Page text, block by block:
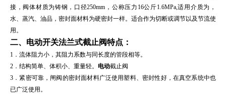
接，阀体材质为铸钢，口径250mm，公称压力16公斤1.6MPa,适用介质为，
水、蒸汽、油品，密封面材料为硬密封一样。适合作为切断或调节以及节流使
用。
二、 电动开关法兰式截止阀特点：
1．流体阻力小，其阻力系数与同长度的管段相等。
2．结构简单、体积小、重量轻。 电动截止阀
3．紧密可靠，闸阀的密封面材料广泛使用塑料、密封性好，在真空系统中也
已广泛使用。